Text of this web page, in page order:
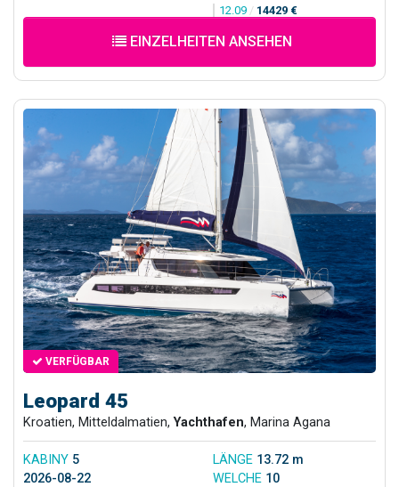
12.09 / 14429 €
EINZELHEITEN ANSEHEN
VERFÜGBAR
Leopard 45
Kroatien, Mitteldalmatien,Yachthafen, Marina Agana
KABINY 5 LÄNGE 13.72 m
2026-08-22
WELCHE 10